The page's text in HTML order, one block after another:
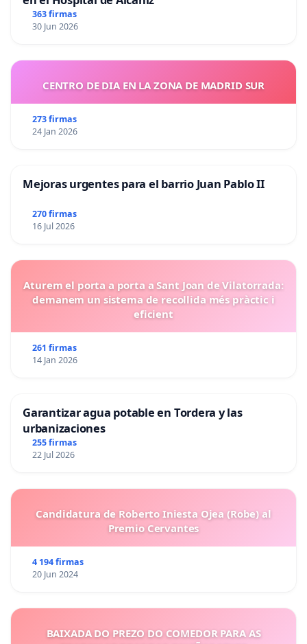
363 firmas
30 Jun 2026
CENTRO DE DIA EN LA ZONA DE MADRID SUR
273 firmas
24 Jan 2026
Mejoras urgentes para el barrio Juan Pablo II
270 firmas
16 Jul 2026
Aturem el porta a porta a Sant Joan de Vilatorrada:
demanem un sistema de recollida més pràctic i
eficient
261 firmas
14 Jan 2026
Garantizar agua potable en Tordera y las
urbanizaciones
255 firmas
22 Jul 2026
Candidatura de Roberto Iniesta Ojea (Robe) al
Premio Cervantes
4 194 firmas
20 Jun 2024
BAIXADA DO PREZO DO COMEDOR PARA AS